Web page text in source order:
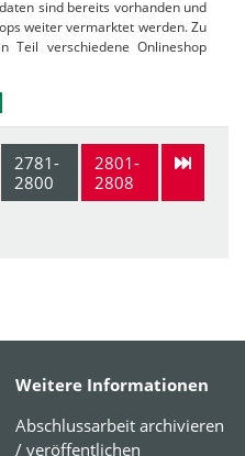
sind bereits vorhanden und
weiter vermarktet werden. Zu
Teil verschiedene Onlineshop
2781-
2800
2801-
2808
Weitere Informationen
Abschlussarbeit archivieren
/ veröffentlichen